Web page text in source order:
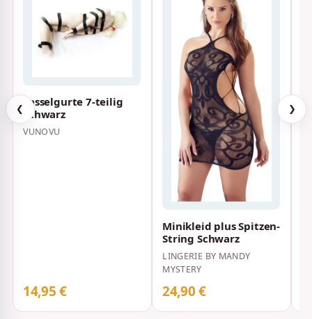
❮
Fesselgurte 7-teilig
Schwarz
VUNOVU
14,95 €
Minikleid plus Spitzen-
String Schwarz
LINGERIE BY MANDY
MYSTERY
24,90 €
❯